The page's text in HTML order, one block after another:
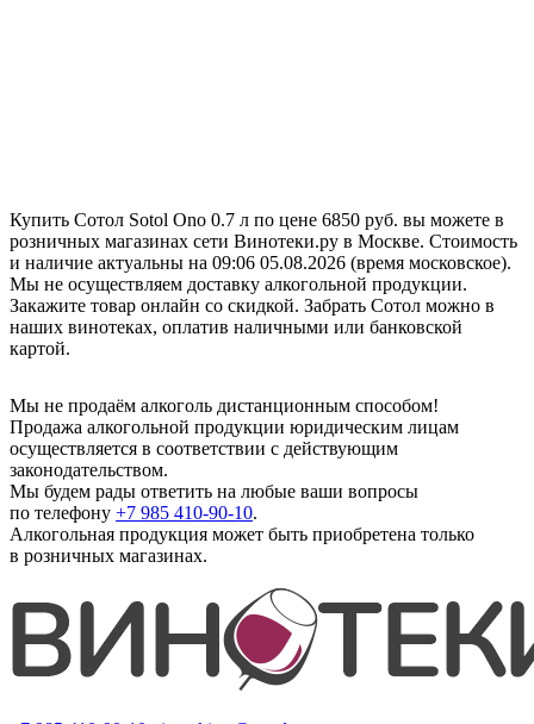
Купить Сотол Sotol Ono 0.7 л по цене 6850 руб. вы можете в
розничных магазинах сети Винотеки.ру в Москве. Стоимость
и наличие актуальны на 09:06 05.08.2026 (время московское).
Мы не осуществляем доставку алкогольной продукции.
Закажите товар онлайн со скидкой. Забрать Сотол можно в
наших винотеках, оплатив наличными или банковской
картой.
Мы не продаём алкоголь дистанционным способом!
Продажа алкогольной продукции юридическим лицам
осуществляется в соответствии с действующим
законодательством.
Мы будем рады ответить на любые ваши вопросы
по телефону +7 985 410-90-10.
Алкогольная продукция может быть приобретена только
в розничных магазинах.